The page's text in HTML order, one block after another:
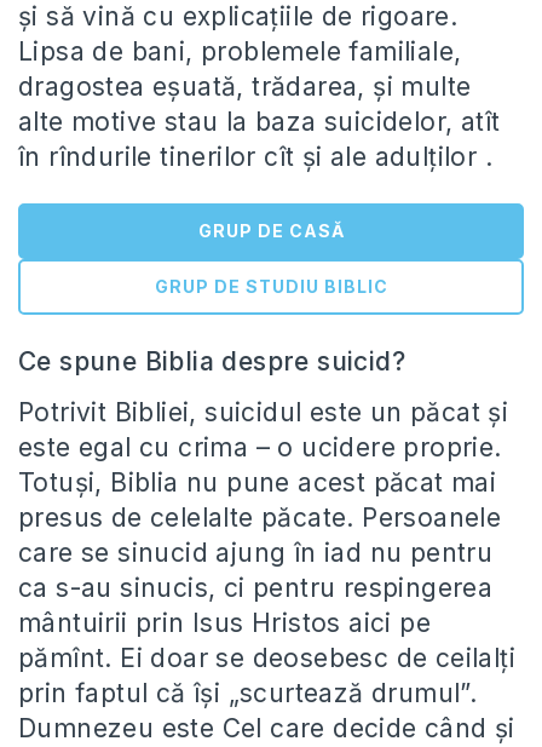
şi să vină cu explicaţiile de rigoare.
Lipsa de bani, problemele familiale,
dragostea eşuată, trădarea, şi multe
alte motive stau la baza suicidelor, atît
în rîndurile tinerilor cît şi ale adulţilor .
GRUP DE CASĂ
GRUP DE STUDIU BIBLIC
Ce spune Biblia despre suicid?
Potrivit Bibliei, suicidul este un păcat şi
este egal cu crima – o ucidere proprie.
Totuşi, Biblia nu pune acest păcat mai
presus de celelalte păcate. Persoanele
care se sinucid ajung în iad nu pentru
ca s-au sinucis, ci pentru respingerea
mântuirii prin Isus Hristos aici pe
pămînt. Ei doar se deosebesc de ceilalţi
prin faptul că îşi „scurtează drumul”.
Dumnezeu este Cel care decide când şi